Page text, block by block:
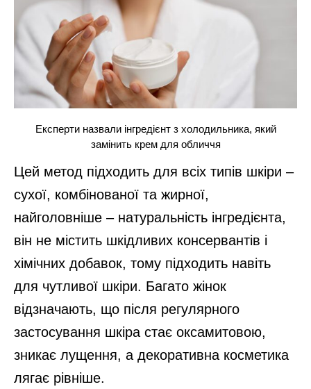
Експерти назвали інгредієнт з холодильника, який
замінить крем для обличчя
Цей метод підходить для всіх типів шкіри –
сухої, комбінованої та жирної,
найголовніше – натуральність інгредієнта,
він не містить шкідливих консервантів і
хімічних добавок, тому підходить навіть
для чутливої шкіри. Багато жінок
відзначають, що після регулярного
застосування шкіра стає оксамитовою,
зникає лущення, а декоративна косметика
лягає рівніше.